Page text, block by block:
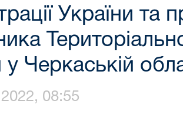
України та
у Черкаській
08:55